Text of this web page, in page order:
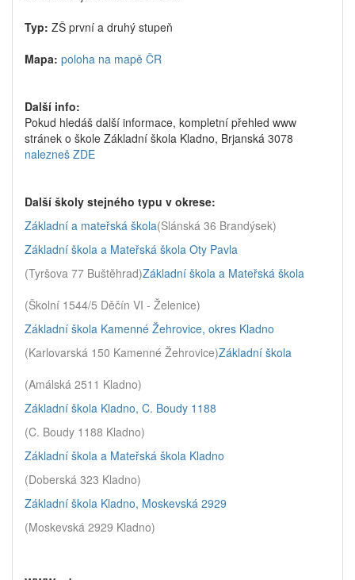
Typ: ZŠ první a druhý stupeň
Mapa: poloha na mapě ČR
Další info:
Pokud hledáš další informace, kompletní přehled www
stránek o škole Základní škola Kladno, Brjanská 3078
nalezneš ZDE
Další školy stejného typu v okrese:
Základní a mateřská škola(Slánská 36 Brandýsek)
Základní škola a Mateřská škola Oty Pavla
(Tyršova 77 Buštěhrad)Základní škola a Mateřská škola
(Školní 1544/5 Děčín VI - Želenice)
Základní škola Kamenné Žehrovice, okres Kladno
(Karlovarská 150 Kamenné Žehrovice)Základní škola
(Amálská 2511 Kladno)
Základní škola Kladno, C. Boudy 1188
(C. Boudy 1188 Kladno)
Základní škola a Mateřská škola Kladno
(Doberská 323 Kladno)
Základní škola Kladno, Moskevská 2929
(Moskevská 2929 Kladno)